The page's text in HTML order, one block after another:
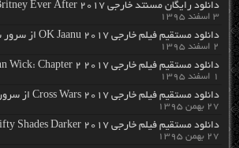
دانلود رایگان مسنتد خارجی Britney Ever After 2017 با لینک مستقیم
۳ اسفند ۱۳۹۵
دانلود مستقیم فیلم خارجی OK Jaanu 2017 از سرور سایت
۲ اسفند ۱۳۹۵
دانلود مستقیم فیلم خارجی John Wick: Chapter 2 2017 از سرور سایت
۱ اسفند ۱۳۹۵
دانلود مستقیم فیلم خارجی Cross Wars 2017 از سرور سایت
۲۷ بهمن ۱۳۹۵
دانلود مستقیم فیلم خارجی Fifty Shades Darker 2017 از سرور سایت
۲۷ بهمن ۱۳۹۵